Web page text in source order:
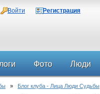
Войти Регистрация
Фото Люди
» Блог клуба - Лица Люди Судьбы